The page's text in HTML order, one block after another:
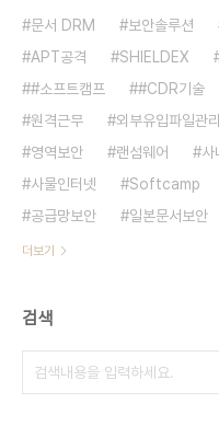
문서 DRM 보안솔루션
APT공격
SHIELDEX
#소프트캠프
#CDR기술
원격근무
외부유입파일관리
영역보안
랜섬웨어 사
사물인터넷
Softcamp
공급망보안
일본문서보안
더보기
검색